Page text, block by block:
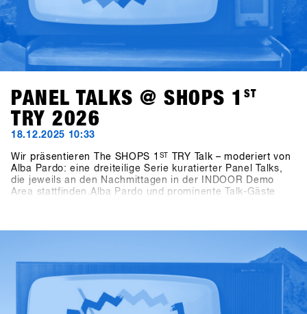
PANEL TALKS @ SHOPS 1 ST
TRY 2026
18.12.2025 10:33
Wir präsentieren The SHOPS 1 ST
TRY Talk – moderiert von
Alba Pardo: eine dreiteilige Serie kuratierter Panel Talks,
die jeweils an den Nachmittagen in der INDOOR Demo
Area stattfinden.Alba Pardo und prominente Talk-Gäste
Industrie. Der Montag rückt Wettbewerbsformate in den
Mittelpunkt und geht der Frage nach, wie unterschiedliche
Contests Konsumenten, Kultur und die Zukunft des
Snowboardens beeinflussen. Am Dienstag richtet sich der
Blick auf Medien und Storytelling: Wer erzählt heute die
Geschichten des Snowboardens – und warum ist das für